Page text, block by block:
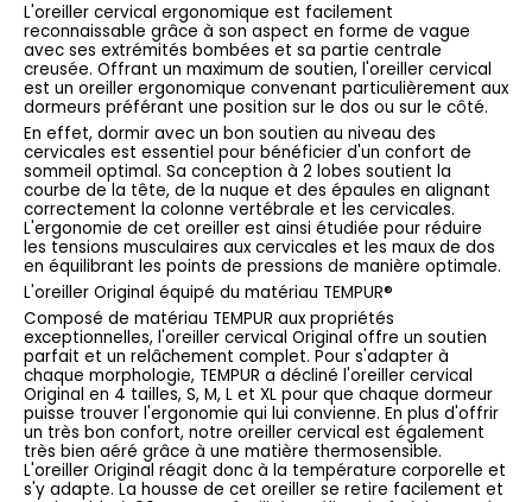
L'oreiller cervical ergonomique est facilement
reconnaissable grâce à son aspect en forme de vague
avec ses extrémités bombées et sa partie centrale
creusée. Offrant un maximum de soutien, l'oreiller cervical
est un oreiller ergonomique convenant particulièrement aux
dormeurs préférant une position sur le dos ou sur le côté.
En effet, dormir avec un bon soutien au niveau des
cervicales est essentiel pour bénéficier d'un confort de
sommeil optimal. Sa conception à 2 lobes soutient la
courbe de la tête, de la nuque et des épaules en alignant
correctement la colonne vertébrale et les cervicales.
L'ergonomie de cet oreiller est ainsi étudiée pour réduire
les tensions musculaires aux cervicales et les maux de dos
en équilibrant les points de pressions de manière optimale.
L'oreiller Original équipé du matériau TEMPUR®
Composé de matériau TEMPUR aux propriétés
exceptionnelles, l'oreiller cervical Original offre un soutien
parfait et un relâchement complet. Pour s'adapter à
chaque morphologie, TEMPUR a décliné l'oreiller cervical
Original en 4 tailles, S, M, L et XL pour que chaque dormeur
puisse trouver l'ergonomie qui lui convienne. En plus d'offrir
un très bon confort, notre oreiller cervical est également
très bien aéré grâce à une matière thermosensible.
L'oreiller Original réagit donc à la température corporelle et
s'y adapte. La housse de cet oreiller se retire facilement et